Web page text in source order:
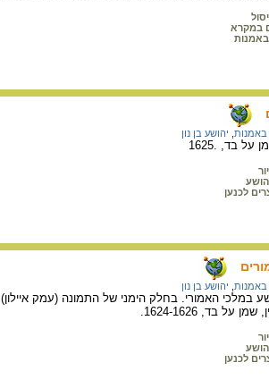
במקרא
באמנות יהושע בן נון
בד, .1625
לכנען
באמנות יהושע בן נון
האמורי. בחלק הימני של התמונה (עמק
בד, 1624-1626.
לכנען